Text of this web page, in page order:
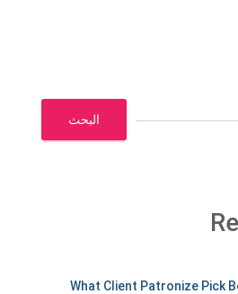
البحث
What Client Patronize Pick